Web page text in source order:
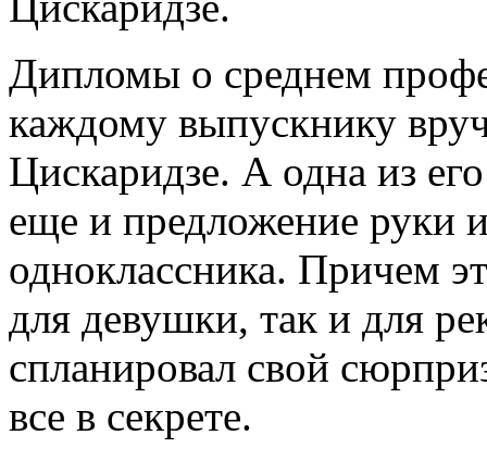
Дипломы о среднем
каждому выпускнику
Цискаридзе. А одна из
еще и предложение руки
одноклассника. Причем
для девушки, так и для
спланировал свой
все в секрете.